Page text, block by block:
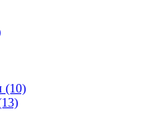
(10)